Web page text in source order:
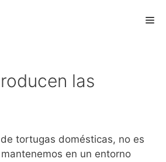
las
tortugas domésticas, no es
en un entorno